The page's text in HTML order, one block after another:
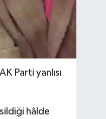
Parti yanlısı
hâlde